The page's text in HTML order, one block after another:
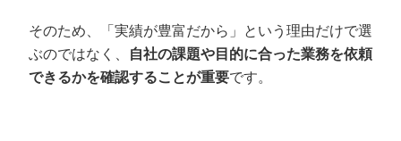
そのため、「実績が豊富だから」という理由だけで選
ぶのではなく、
自社の課題や目的に合った業務を依頼
できるかを確認することが重要です。